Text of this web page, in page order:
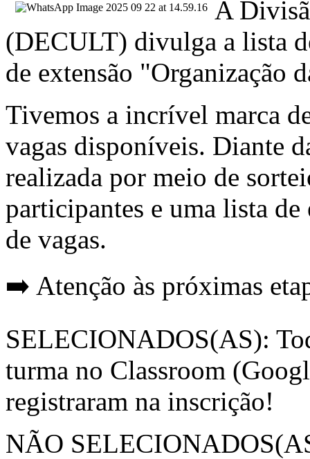
A
(DECULT) divulga a lista
de extensão "Organização
Tivemos a incrível marca
vagas disponíveis. Diante
realizada por meio de
participantes e uma lista de
de vagas.
➡️ Atenção às próximas
SELECIONADOS(AS):
turma no Classroom
registraram na inscrição!
NÃO